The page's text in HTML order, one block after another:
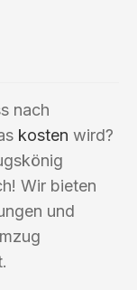
nach
kosten wird?
Wir bieten
und